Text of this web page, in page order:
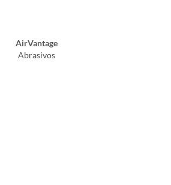
AirVantage
Abrasivos